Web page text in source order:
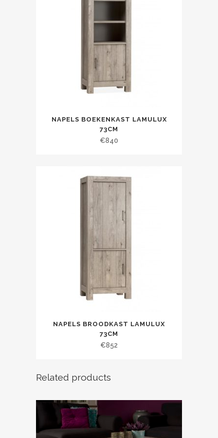
NAPELS BOEKENKAST LAMULUX
73CM
€840
NAPELS BROODKAST LAMULUX
73CM
€852
Related products